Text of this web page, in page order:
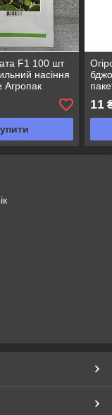
F1 100 шт
насіння
Агропак
11